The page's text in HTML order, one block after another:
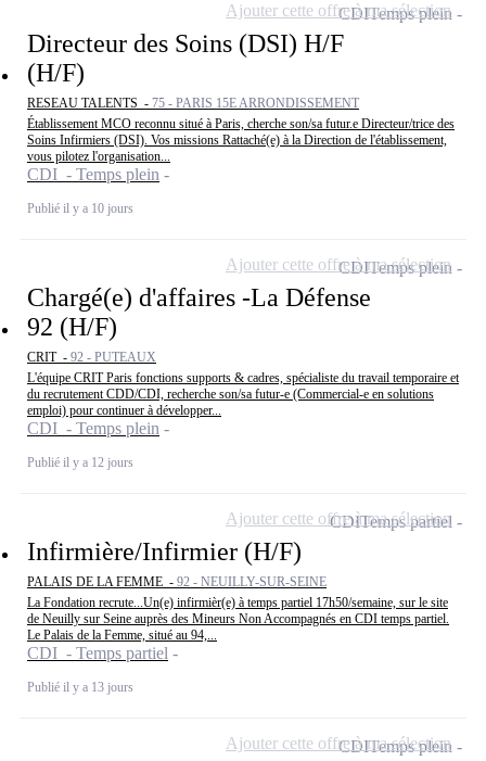
Directeur des Soins (DSI) H/F
(H/F)
RESEAU TALENTS - 75 - PARIS 15E ARRONDISSEMENT
Établissement MCO reconnu situé à Paris, cherche son/sa futur.e Directeur/trice des
Soins Infirmiers (DSI). Vos missions Rattaché(e) à la Direction de l'établissement,
vous pilotez l'organisation...
CDI - Temps plein
Publié il y a 10 jours
CDITemps plein
Ajouter cette offre à ma sélection
Chargé(e) d'affaires -La Défense
92 (H/F)
CRIT - 92 - PUTEAUX
L'équipe CRIT Paris fonctions supports & cadres, spécialiste du travail temporaire et
du recrutement CDD/CDI, recherche son/sa futur-e (Commercial-e en solutions
emploi) pour continuer à développer...
CDI - Temps plein
Publié il y a 12 jours
CDITemps plein
Ajouter cette offre à ma sélection
Infirmière/Infirmier (H/F)
PALAIS DE LA FEMME - 92 - NEUILLY-SUR-SEINE
La Fondation recrute...Un(e) infirmièr(e) à temps partiel 17h50/semaine, sur le site
de Neuilly sur Seine auprès des Mineurs Non Accompagnés en CDI temps partiel.
Le Palais de la Femme, situé au 94,...
CDI - Temps partiel
Publié il y a 13 jours
CDITemps partiel
Ajouter cette offre à ma sélection
CDITemps plein
Ajouter cette offre à ma sélection